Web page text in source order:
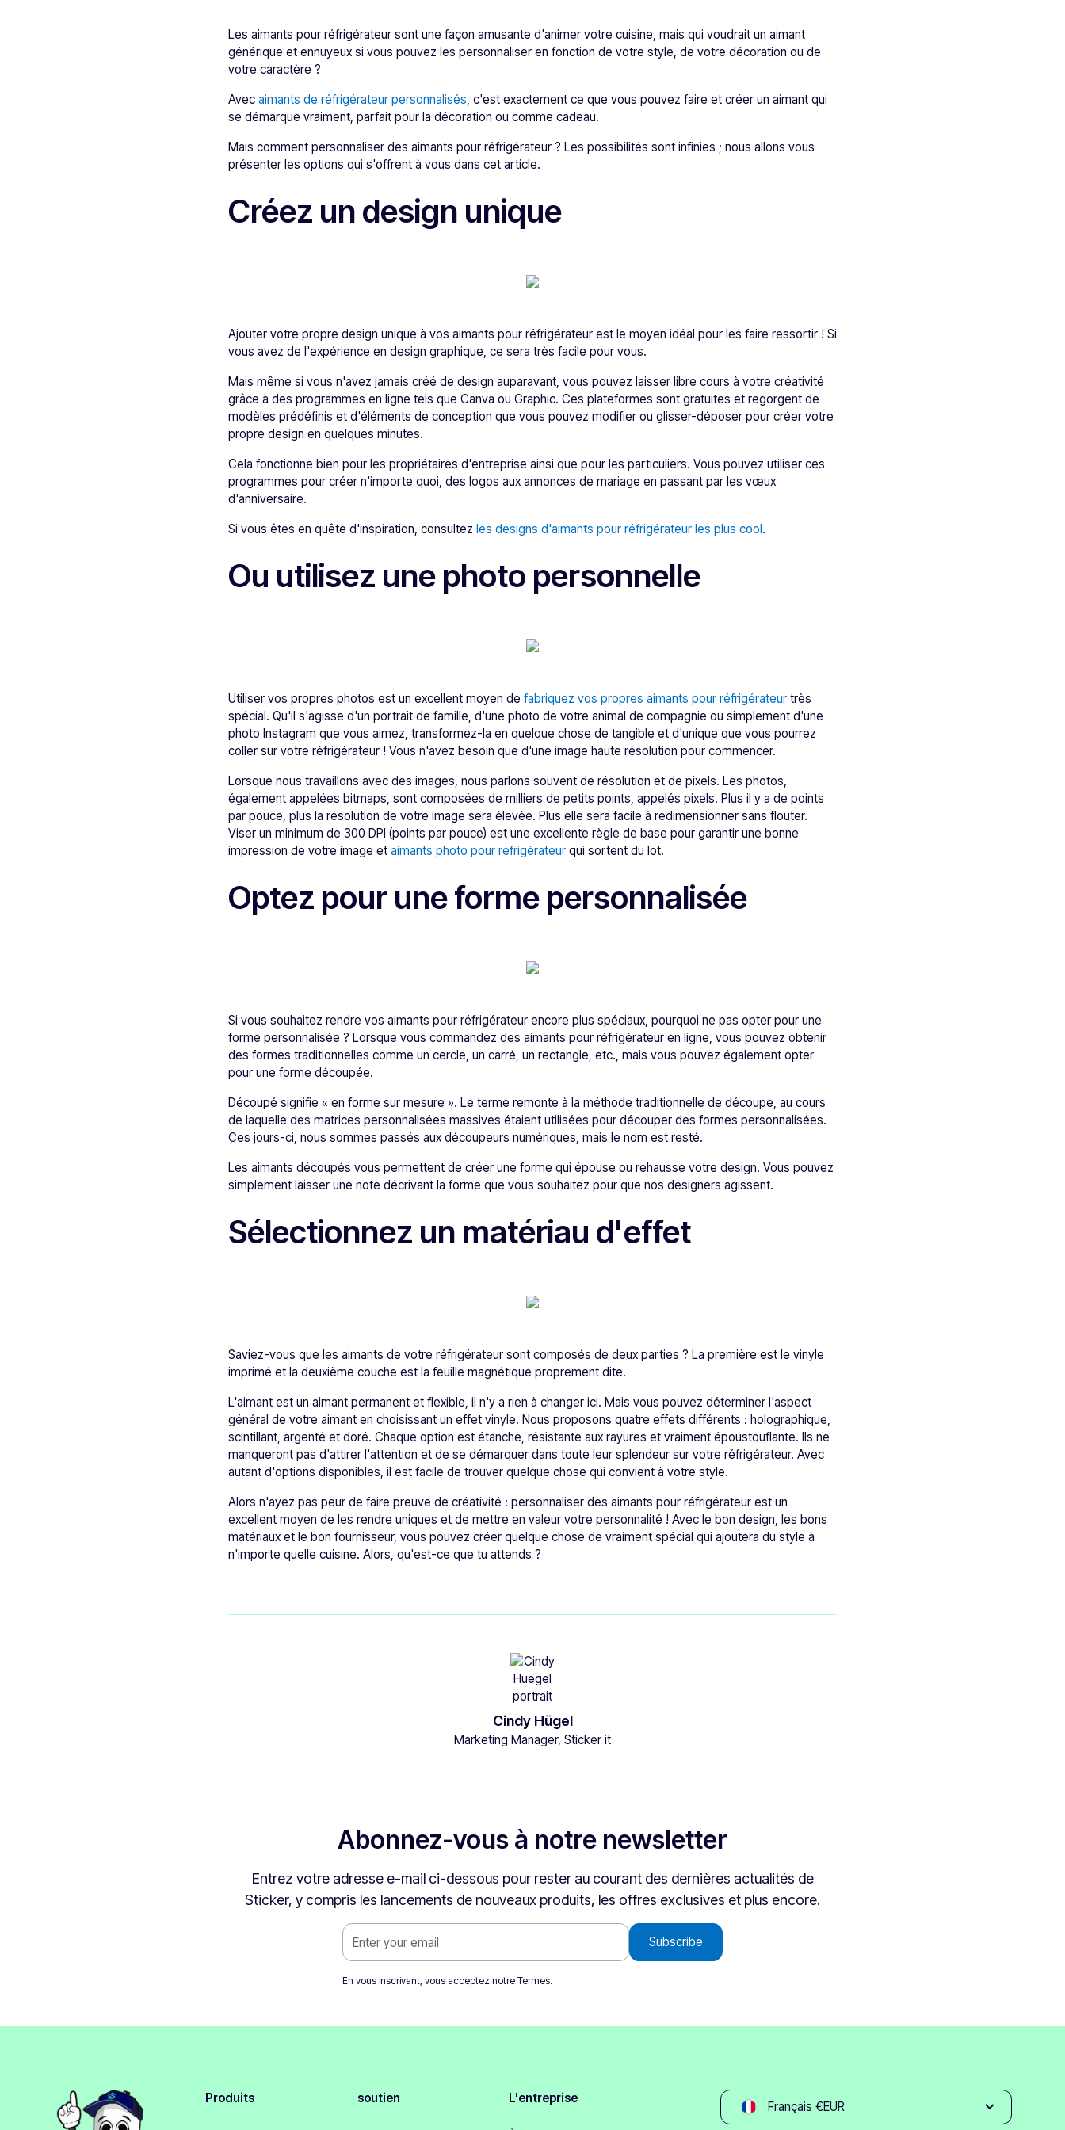
Les aimants pour réfrigérateur sont une façon amusante d'animer votre cuisine, mais qui voudrait un aimant
générique et ennuyeux si vous pouvez les personnaliser en fonction de votre style, de votre décoration ou de
votre caractère ?
Avec aimants de réfrigérateur personnalisés, c'est exactement ce que vous pouvez faire et créer un aimant qui
se démarque vraiment, parfait pour la décoration ou comme cadeau.
Mais comment personnaliser des aimants pour réfrigérateur ? Les possibilités sont infinies ; nous allons vous
présenter les options qui s'offrent à vous dans cet article.
Créez un design unique
Ajouter votre propre design unique à vos aimants pour réfrigérateur est le moyen idéal pour les faire ressortir ! Si
vous avez de l'expérience en design graphique, ce sera très facile pour vous.
Mais même si vous n'avez jamais créé de design auparavant, vous pouvez laisser libre cours à votre créativité
grâce à des programmes en ligne tels que Canva ou Graphic. Ces plateformes sont gratuites et regorgent de
modèles prédéfinis et d'éléments de conception que vous pouvez modifier ou glisser-déposer pour créer votre
propre design en quelques minutes.
Cela fonctionne bien pour les propriétaires d'entreprise ainsi que pour les particuliers. Vous pouvez utiliser ces
programmes pour créer n'importe quoi, des logos aux annonces de mariage en passant par les vœux
d'anniversaire.
Si vous êtes en quête d'inspiration, consultez les designs d'aimants pour réfrigérateur les plus cool.
Ou utilisez une photo personnelle
Utiliser vos propres photos est un excellent moyen de fabriquez vos propres aimants pour réfrigérateur très
spécial. Qu'il s'agisse d'un portrait de famille, d'une photo de votre animal de compagnie ou simplement d'une
photo Instagram que vous aimez, transformez-la en quelque chose de tangible et d'unique que vous pourrez
coller sur votre réfrigérateur ! Vous n'avez besoin que d'une image haute résolution pour commencer.
Lorsque nous travaillons avec des images, nous parlons souvent de résolution et de pixels. Les photos,
également appelées bitmaps, sont composées de milliers de petits points, appelés pixels. Plus il y a de points
par pouce, plus la résolution de votre image sera élevée. Plus elle sera facile à redimensionner sans flouter.
Viser un minimum de 300 DPI (points par pouce) est une excellente règle de base pour garantir une bonne
impression de votre image et aimants photo pour réfrigérateur qui sortent du lot.
Optez pour une forme personnalisée
Si vous souhaitez rendre vos aimants pour réfrigérateur encore plus spéciaux, pourquoi ne pas opter pour une
forme personnalisée ? Lorsque vous commandez des aimants pour réfrigérateur en ligne, vous pouvez obtenir
des formes traditionnelles comme un cercle, un carré, un rectangle, etc., mais vous pouvez également opter
pour une forme découpée.
Découpé signifie « en forme sur mesure ». Le terme remonte à la méthode traditionnelle de découpe, au cours
de laquelle des matrices personnalisées massives étaient utilisées pour découper des formes personnalisées.
Ces jours-ci, nous sommes passés aux découpeurs numériques, mais le nom est resté.
Les aimants découpés vous permettent de créer une forme qui épouse ou rehausse votre design. Vous pouvez
simplement laisser une note décrivant la forme que vous souhaitez pour que nos designers agissent.
Sélectionnez un matériau d'effet
Saviez-vous que les aimants de votre réfrigérateur sont composés de deux parties ? La première est le vinyle
imprimé et la deuxième couche est la feuille magnétique proprement dite.
L'aimant est un aimant permanent et flexible, il n'y a rien à changer ici. Mais vous pouvez déterminer l'aspect
général de votre aimant en choisissant un effet vinyle. Nous proposons quatre effets différents : holographique,
scintillant, argenté et doré. Chaque option est étanche, résistante aux rayures et vraiment époustouflante. Ils ne
manqueront pas d'attirer l'attention et de se démarquer dans toute leur splendeur sur votre réfrigérateur. Avec
autant d'options disponibles, il est facile de trouver quelque chose qui convient à votre style.
Alors n'ayez pas peur de faire preuve de créativité : personnaliser des aimants pour réfrigérateur est un
excellent moyen de les rendre uniques et de mettre en valeur votre personnalité ! Avec le bon design, les bons
matériaux et le bon fournisseur, vous pouvez créer quelque chose de vraiment spécial qui ajoutera du style à
n'importe quelle cuisine. Alors, qu'est-ce que tu attends ?
Cindy Hügel
Marketing Manager, Sticker it
Abonnez-vous à notre newsletter
Entrez votre adresse e-mail ci-dessous pour rester au courant des dernières actualités de
Sticker, y compris les lancements de nouveaux produits, les offres exclusives et plus encore.
En vous inscrivant, vous acceptez notre Termes.
Produits soutien L'entreprise
Français €EUR